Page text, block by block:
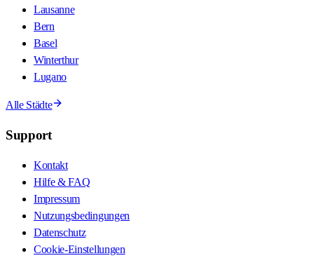
Lausanne
Bern
Basel
Winterthur
Lugano
Alle Städte
Support
Kontakt
Hilfe & FAQ
Impressum
Nutzungsbedingungen
Datenschutz
Cookie-Einstellungen